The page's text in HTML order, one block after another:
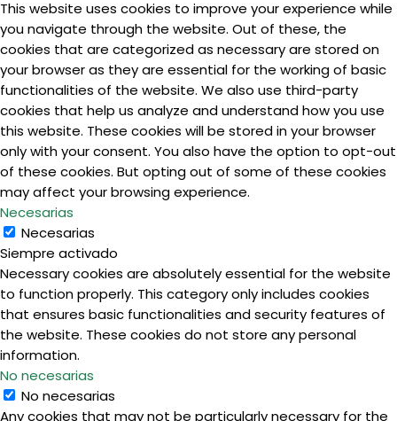
This website uses cookies to improve your experience while
you navigate through the website. Out of these, the
cookies that are categorized as necessary are stored on
your browser as they are essential for the working of basic
functionalities of the website. We also use third-party
cookies that help us analyze and understand how you use
this website. These cookies will be stored in your browser
only with your consent. You also have the option to opt-out
of these cookies. But opting out of some of these cookies
may affect your browsing experience.
Necesarias
Necesarias
Siempre activado
Necessary cookies are absolutely essential for the website
to function properly. This category only includes cookies
that ensures basic functionalities and security features of
the website. These cookies do not store any personal
information.
No necesarias
No necesarias
Any cookies that may not be particularly necessary for the